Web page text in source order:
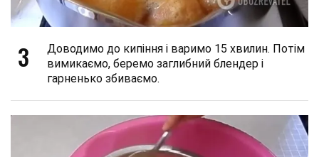
3
Доводимо до кипіння і варимо 15 хвилин. Потім
вимикаємо, беремо заглибний блендер і
гарненько збиваємо.